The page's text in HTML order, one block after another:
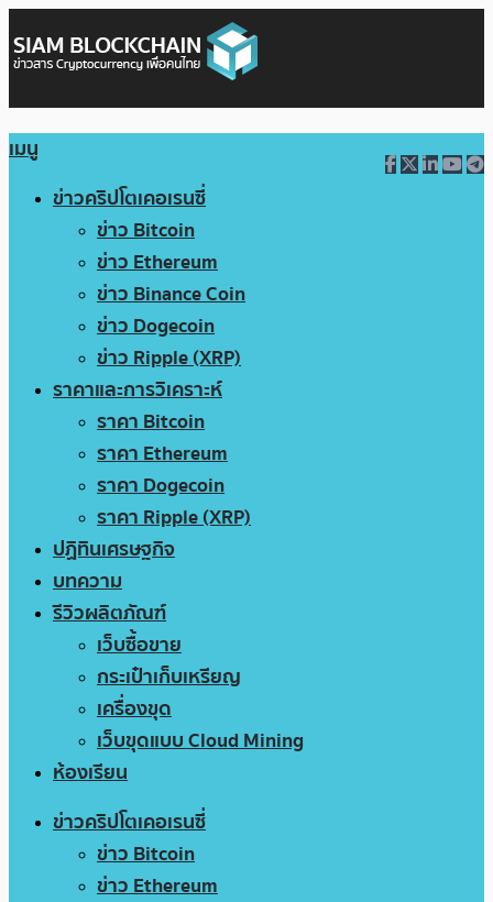
เมนู
ข่าวคริปโตเคอเรนซี่
ข่าว Bitcoin
ข่าว Ethereum
ข่าว Binance Coin
ข่าว Dogecoin
ข่าว Ripple (XRP)
ราคาและการวิเคราะห์
ราคา Bitcoin
ราคา Ethereum
ราคา Dogecoin
ราคา Ripple (XRP)
ปฏิทินเศรษฐกิจ
บทความ
รีวิวผลิตภัณฑ์
เว็บซื้อขาย
กระเป๋าเก็บเหรียญ
เครื่องขุด
เว็บขุดแบบ Cloud Mining
ห้องเรียน
ข่าวคริปโตเคอเรนซี่
ข่าว Bitcoin
ข่าว Ethereum